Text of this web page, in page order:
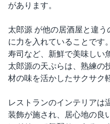
があります。
太郎源 が他の居酒屋と違
に力を入れていることです
寿司など、新鮮で美味しい
太郎源の天ぷらは、熟練の
材の味を活かしたサクサク
レストランのインテリアは
装飾が施され、居心地の良